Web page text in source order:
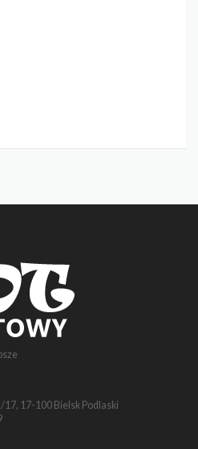
17-100 Bielsk Podlaski